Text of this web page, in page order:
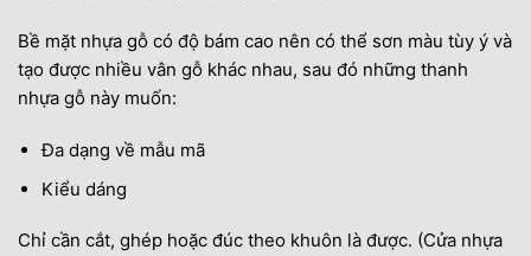
Bề mặt nhựa gỗ có độ bám cao nên có thể sơn màu tùy ý và
tạo được nhiều vân gỗ khác nhau, sau đó những thanh
nhựa gỗ này muốn:
Đa dạng về mẫu mã
Kiểu dáng
Chỉ cần cắt, ghép hoặc đúc theo khuôn là được. (Cửa nhựa